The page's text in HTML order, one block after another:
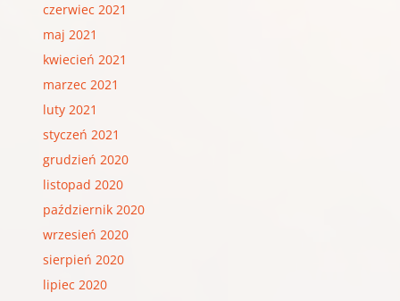
czerwiec 2021
maj 2021
kwiecień 2021
marzec 2021
luty 2021
styczeń 2021
grudzień 2020
listopad 2020
październik 2020
wrzesień 2020
sierpień 2020
lipiec 2020